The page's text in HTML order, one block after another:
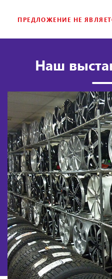
ПРЕДЛОЖЕНИЕ НЕ
Наш